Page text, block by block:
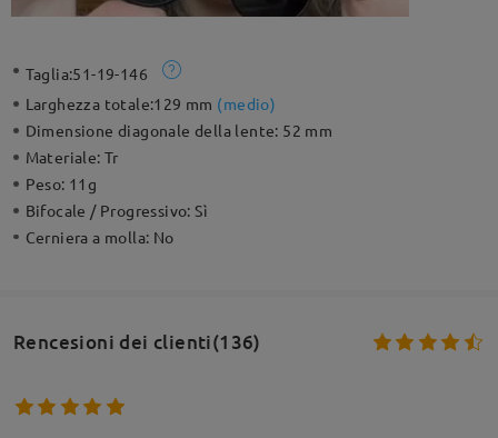
Taglia:51-19-146
Larghezza totale:129 mm (medio)
Dimensione diagonale della lente: 52 mm
Materiale:Tr
Peso: 11g
Bifocale / Progressivo:Sì
Cerniera a molla: No
Rencesioni dei clienti(136)